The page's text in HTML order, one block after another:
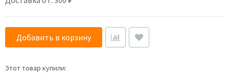
Добавить в корзину
Этот товар купили: